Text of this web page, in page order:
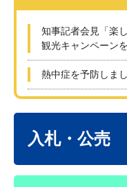
知事記者会見「楽
観光キャンペーン
熱中症を予防しま
入札・公売